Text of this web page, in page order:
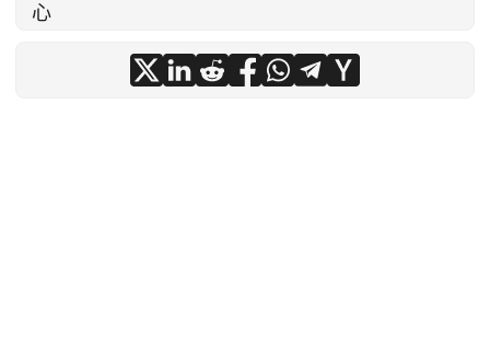
心